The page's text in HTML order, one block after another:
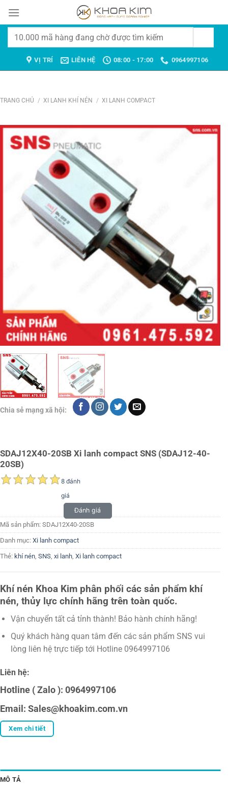
đến
Tìm
VỊ TRÍ LIÊN HỆ 08:00 - 17:00 0964997106
TRANG CHỦ / XI LANH KHÍ NÉN / XI LANH COMPACT
Chia sẻ mạng xã hội:
SDAJ12X40-20SB Xi lanh compact SNS (SDAJ12-40-
20SB)
8 đánh
giá
Đánh giá
Mã sản phẩm: SDAJ12X40-20SB
Danh mục: Xi lanh compact
Thẻ: khí nén, SNS, xi lanh, Xi lanh compact
Khí nén Khoa Kim phân phối các sản phẩm khí
nén, thủy lực chính hãng trên toàn quốc.
Vận chuyển tất cả tỉnh thành! Bảo hành chính hãng!
Quý khách hàng quan tâm đến các sản phẩm SNS vui
lòng liên hệ trực tiếp tới Hotline 0964997106
Liên hệ:
Hotline ( Zalo ): 0964997106
Email: Sales@khoakim.com.vn
Xem chi tiết
MÔ TẢ